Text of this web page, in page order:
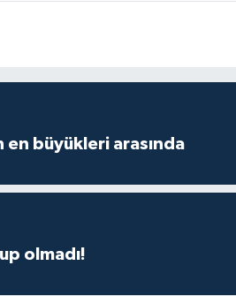
en büyükleri arasında
olmadı!